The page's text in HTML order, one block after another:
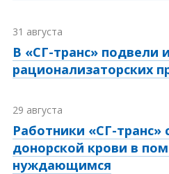
31 августа
В «СГ-транс» подвели
рационализаторских
29 августа
Работники «СГ-транс»
донорской крови в
нуждающимся